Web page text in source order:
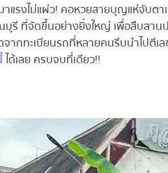
แรงไม่แผ่ว! คอหวยสายบุญแห่จับตาเ
รี ที่จัดขึ้นอย่างยิ่งใหญ่ เพื่อสืบสานป
กทะเบียนรถที่หลายคนรีบนำไปตีเ
ด้เลย ครบจบที่เดียว!!